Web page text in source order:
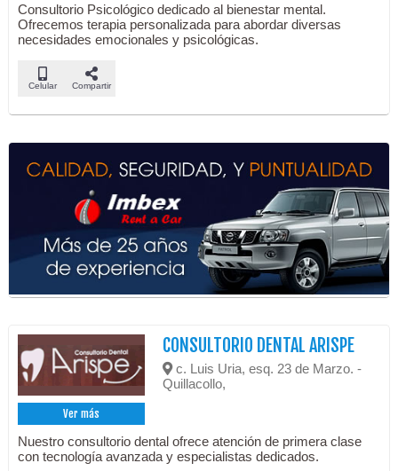
Consultorio Psicológico dedicado al bienestar mental.
Ofrecemos terapia personalizada para abordar diversas
necesidades emocionales y psicológicas.
Celular Compartir
Ver más
CONSULTORIO DENTAL ARISPE
c. Luis Uria, esq. 23 de Marzo. -
Quillacollo,
Nuestro consultorio dental ofrece atención de primera clase
con tecnología avanzada y especialistas dedicados.